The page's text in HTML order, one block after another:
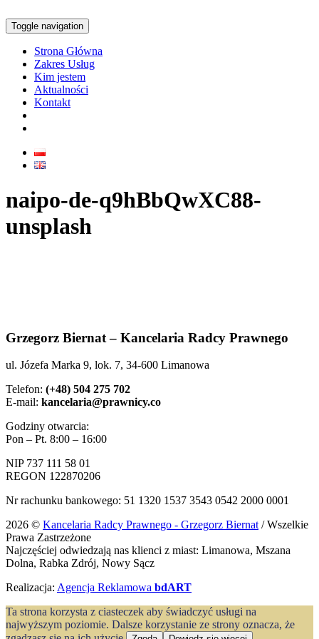
Toggle navigation
Strona Główna
Zakres Usług
Kim jestem
Aktualności
Kontakt
naipo-de-q9hBbQwXC88-
unsplash
Grzegorz Biernat – Kancelaria Radcy Prawnego
ul. Józefa Marka 9, lok. 7, 34-600 Limanowa
Telefon: (+48) 504 275 702
E-mail: kancelaria@prawnicy.co
Godziny otwarcia:
Pon – Pt. 8:00 – 16:00
NIP 737 111 58 01
REGON 122870206
Nr rachunku bankowego: 51 1320 1537 3543 0542 2000 0001
2026 © Kancelaria Radcy Prawnego - Grzegorz Biernat / Wszelkie
Prawa Zastrzeżone
Najczęściej odwiedzają nas klienci z miast: Limanowa, Mszana
Dolna, Rabka Zdrój, Nowy Sącz
Realizacja: Agencja Reklamowa bdART
Ta strona korzysta z ciasteczek aby świadczyć usługi na
najwyższym poziomie. Dalsze korzystanie ze strony oznacza, że